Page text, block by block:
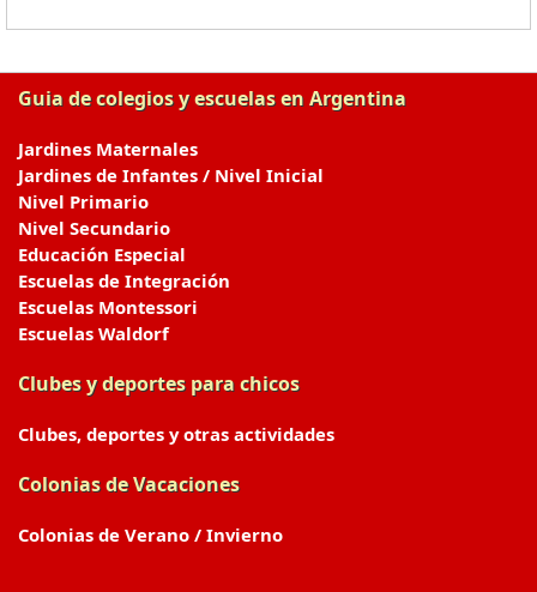
Guia de colegios y escuelas en Argentina
Jardines Maternales
Jardines de Infantes / Nivel Inicial
Nivel Primario
Nivel Secundario
Educación Especial
Escuelas de Integración
Escuelas Montessori
Escuelas Waldorf
Clubes y deportes para chicos
Clubes, deportes y otras actividades
Colonias de Vacaciones
Colonias de Verano / Invierno